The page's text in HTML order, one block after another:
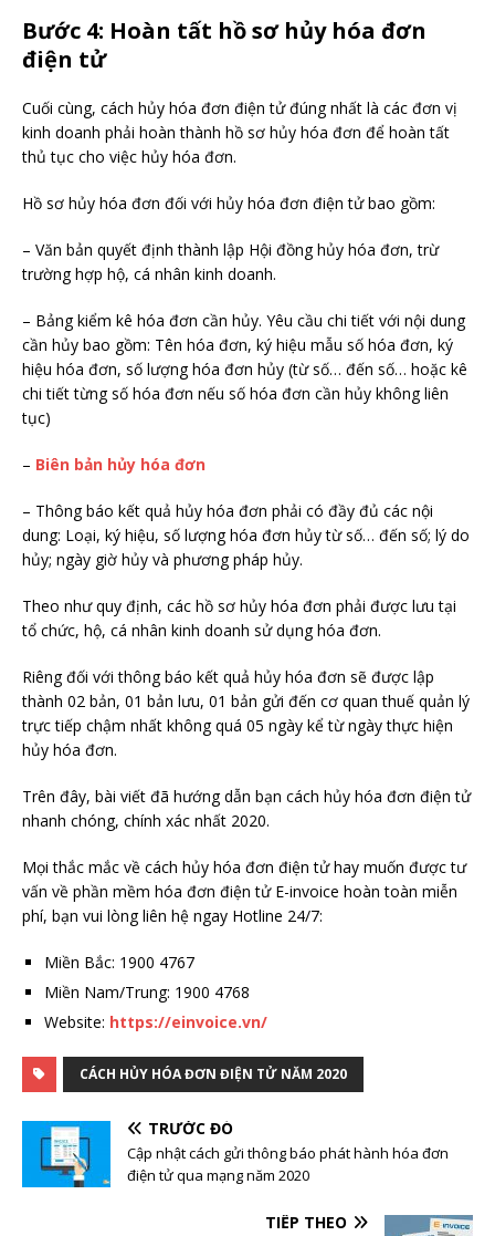
Bước 4: Hoàn tất hồ sơ hủy hóa đơn
điện tử
Cuối cùng, cách hủy hóa đơn điện tử đúng nhất là các đơn vị
kinh doanh phải hoàn thành hồ sơ hủy hóa đơn để hoàn tất
thủ tục cho việc hủy hóa đơn.
Hồ sơ hủy hóa đơn đối với hủy hóa đơn điện tử bao gồm:
– Văn bản quyết định thành lập Hội đồng hủy hóa đơn, trừ
trường hợp hộ, cá nhân kinh doanh.
– Bảng kiểm kê hóa đơn cần hủy. Yêu cầu chi tiết với nội dung
cần hủy bao gồm: Tên hóa đơn, ký hiệu mẫu số hóa đơn, ký
hiệu hóa đơn, số lượng hóa đơn hủy (từ số… đến số… hoặc kê
chi tiết từng số hóa đơn nếu số hóa đơn cần hủy không liên
tục)
– Biên bản hủy hóa đơn
– Thông báo kết quả hủy hóa đơn phải có đầy đủ các nội
dung: Loại, ký hiệu, số lượng hóa đơn hủy từ số… đến số; lý do
hủy; ngày giờ hủy và phương pháp hủy.
Theo như quy định, các hồ sơ hủy hóa đơn phải được lưu tại
tổ chức, hộ, cá nhân kinh doanh sử dụng hóa đơn.
Riêng đối với thông báo kết quả hủy hóa đơn sẽ được lập
thành 02 bản, 01 bản lưu, 01 bản gửi đến cơ quan thuế quản lý
trực tiếp chậm nhất không quá 05 ngày kể từ ngày thực hiện
hủy hóa đơn.
Trên đây, bài viết đã hướng dẫn bạn cách hủy hóa đơn điện tử
nhanh chóng, chính xác nhất 2020.
Mọi thắc mắc về cách hủy hóa đơn điện tử hay muốn được tư
vấn về phần mềm hóa đơn điện tử E-invoice hoàn toàn miễn
phí, bạn vui lòng liên hệ ngay Hotline 24/7:
Miền Bắc: 1900 4767
Miền Nam/Trung: 1900 4768
Website: https://einvoice.vn/
CÁCH HỦY HÓA ĐƠN ĐIỆN TỬ NĂM 2020
TRƯỚC ĐÓ
Cập nhật cách gửi thông báo phát hành hóa đơn
điện tử qua mạng năm 2020
TIẾP THEO